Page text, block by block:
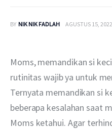
Layanan
BY NIK NIK FADLAH AGUSTUS 15, 2022
Moms, memandikan si
rutinitas wajib ya untuk
Ternyata memandikan si
beberapa kesalahan saat
Moms ketahui. Agar